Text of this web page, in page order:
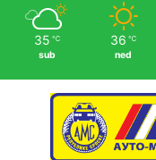
35 ℃
sub
36 ℃
ned